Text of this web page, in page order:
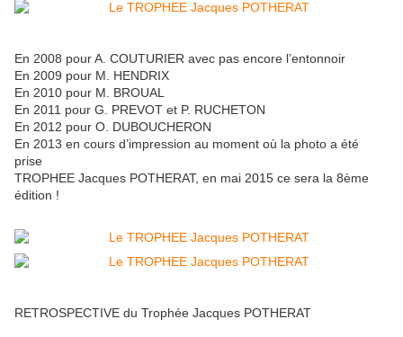
En 2008 pour A. COUTURIER avec pas encore l’entonnoir
En 2009 pour M. HENDRIX
En 2010 pour M. BROUAL
En 2011 pour G. PREVOT et P. RUCHETON
En 2012 pour O. DUBOUCHERON
En 2013 en cours d’impression au moment où la photo a été
prise
TROPHEE Jacques POTHERAT, en mai 2015 ce sera la 8ème
édition !
RETROSPECTIVE du Trophée Jacques POTHERAT